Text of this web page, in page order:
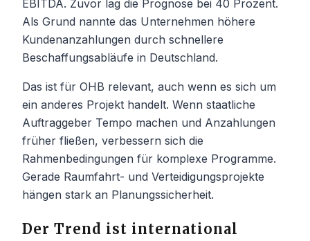
EBITDA. Zuvor lag die Prognose bei 40 Prozent.
Als Grund nannte das Unternehmen höhere
Kundenanzahlungen durch schnellere
Beschaffungsabläufe in Deutschland.
Das ist für OHB relevant, auch wenn es sich um
ein anderes Projekt handelt. Wenn staatliche
Auftraggeber Tempo machen und Anzahlungen
früher fließen, verbessern sich die
Rahmenbedingungen für komplexe Programme.
Gerade Raumfahrt- und Verteidigungsprojekte
hängen stark an Planungssicherheit.
Der Trend ist international